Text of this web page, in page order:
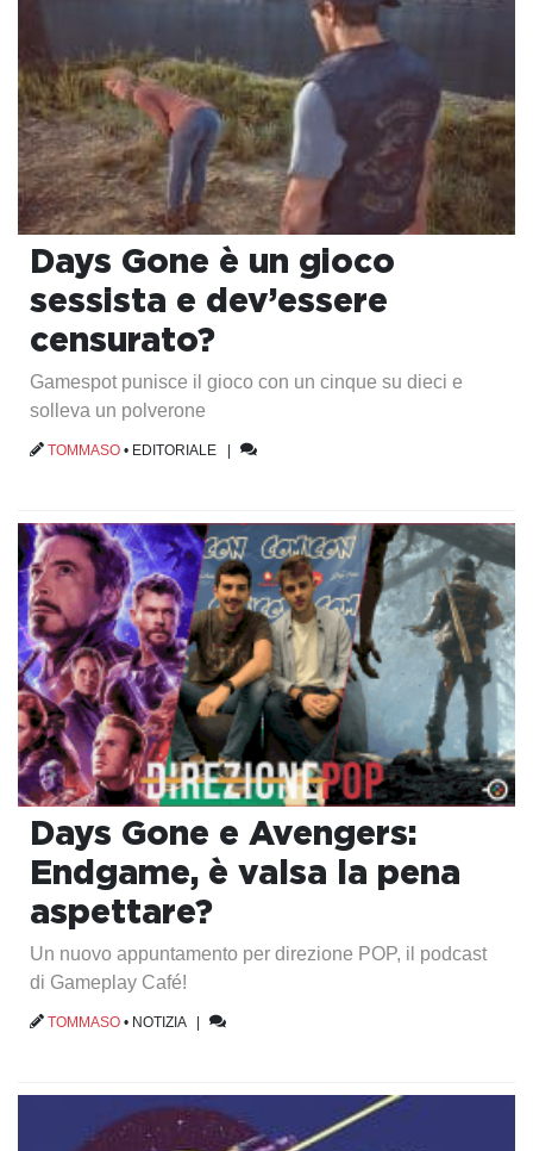
Days Gone è un gioco
sessista e dev’essere
censurato?
Gamespot punisce il gioco con un cinque su dieci e
solleva un polverone
TOMMASO • EDITORIALE
Days Gone e Avengers:
Endgame, è valsa la pena
aspettare?
Un nuovo appuntamento per direzione POP, il podcast
di Gameplay Café!
TOMMASO • NOTIZIA|